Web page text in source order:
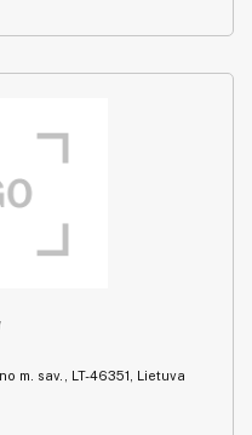
m. sav., LT-46351, Lietuva